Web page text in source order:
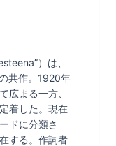
）は、
共作。1920年
広まる一方、
着した。現在
ドに分類さ
する。作詞者